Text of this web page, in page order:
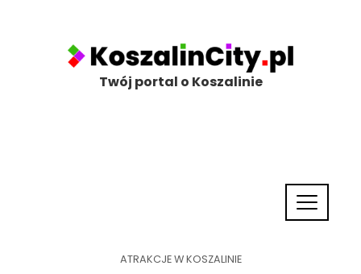
Twój portal o Koszalinie
ATRAKCJE W KOSZALINIE